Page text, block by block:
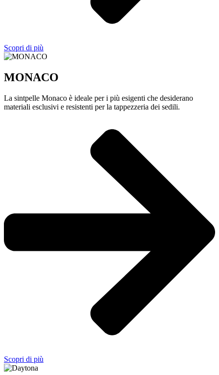
Scopri di più
MONACO
La sintpelle Monaco è ideale per i più esigenti che desiderano
materiali esclusivi e resistenti per la tappezzeria dei sedili.
Scopri di più